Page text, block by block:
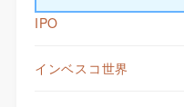
IPO
インベスコ世界